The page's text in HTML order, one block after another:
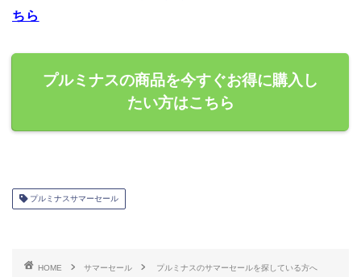
ちら
プルミナスの商品を今すぐお得に購入し
たい方はこちら
プルミナスサマーセール
HOME サマーセール プルミナスのサマーセールを探している方へ